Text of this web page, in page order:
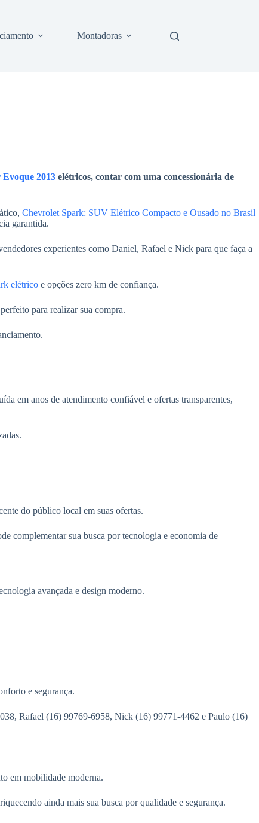
Montadoras
2013 elétricos, contar com uma concessionária de
Chevrolet Spark: SUV Elétrico Compacto e Ousado no Brasil
garantida.
experientes como Daniel, Rafael e Nick para que faça a
elétrico e opções zero km de confiança.
para realizar sua compra.
em anos de atendimento confiável e ofertas transparentes,
do público local em suas ofertas.
complementar sua busca por tecnologia e economia de
avançada e design moderno.
e segurança.
Rafael (16) 99769-6958, Nick (16) 99771-4462 e Paulo (16)
em mobilidade moderna.
ainda mais sua busca por qualidade e segurança.